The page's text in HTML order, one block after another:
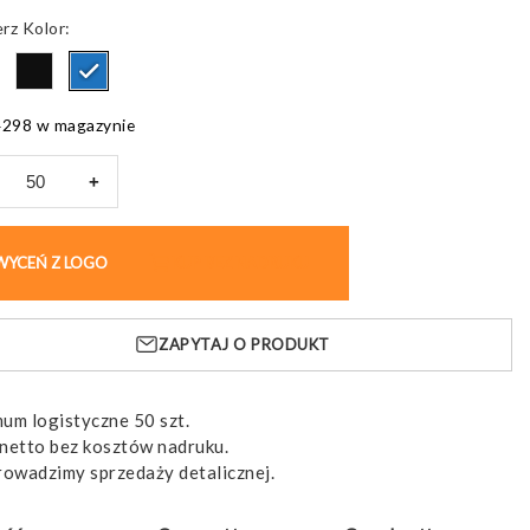
Kolor
w magazynie
+
Z LOGO
ZAPYTAJ O PRODUKT
logistyczne 50 szt.
bez kosztów nadruku.
sprzedaży detalicznej.